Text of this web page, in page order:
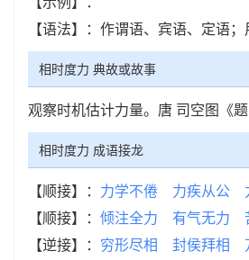
【语法】：作谓语、宾语、定语
相时度力 典故或故事
观察时机估计力量。唐 司空图《
相时度力 成语接龙
【顺接】： 力学不倦 力疾从公
【顺接】： 倾注全力 有气无力
【逆接】： 穷形尽相 封侯拜相